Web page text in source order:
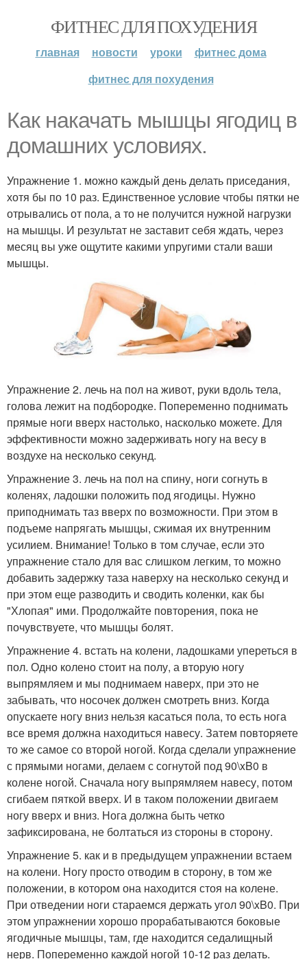
ФИТНЕС ДЛЯ ПОХУДЕНИЯ
главная новости уроки
фитнес дома
фитнес для похудения
Как накачать мышцы ягодиц в
домашних условиях.
Упражнение 1. можно каждый день делать приседания,
хотя бы по 10 раз. Единственное условие чтобы пятки не
отрывались от пола, а то не получится нужной нагрузки
на мышцы. И результат не заставит себя ждать, через
месяц вы уже ощутите какими упругими стали ваши
мышцы.
Упражнение 2. лечь на пол на живот, руки вдоль тела,
голова лежит на подбородке. Попеременно поднимать
прямые ноги вверх настолько, насколько можете. Для
эффективности можно задерживать ногу на весу в
воздухе на несколько секунд.
Упражнение 3. лечь на пол на спину, ноги согнуть в
коленях, ладошки положить под ягодицы. Нужно
приподнимать таз вверх по возможности. При этом в
подъеме напрягать мышцы, сжимая их внутренним
усилием. Внимание! Только в том случае, если это
упражнение стало для вас слишком легким, то можно
добавить задержку таза наверху на несколько секунд и
при этом еще разводить и сводить коленки, как бы
"Хлопая" ими. Продолжайте повторения, пока не
почувствуете, что мышцы болят.
Упражнение 4. встать на колени, ладошками упереться в
пол. Одно колено стоит на полу, а вторую ногу
выпрямляем и мы поднимаем наверх, при это не
забывать, что носочек должен смотреть вниз. Когда
опускаете ногу вниз нельзя касаться пола, то есть нога
все время должна находиться навесу. Затем повторяете
то же самое со второй ногой. Когда сделали упражнение
с прямыми ногами, делаем с согнутой под 90\xB0 в
колене ногой. Сначала ногу выпрямляем навесу, потом
сгибаем пяткой вверх. И в таком положении двигаем
ногу вверх и вниз. Нога должна быть четко
зафиксирована, не болтаться из стороны в сторону.
Упражнение 5. как и в предыдущем упражнении встаем
на колени. Ногу просто отводим в сторону, в том же
положении, в котором она находится стоя на колене.
При отведении ноги стараемся держать угол 90\xB0. При
этом упражнении хорошо прорабатываются боковые
ягодичные мышцы, там, где находится седалищный
нерв. Попеременно каждой ногой 10-12 раз делать.